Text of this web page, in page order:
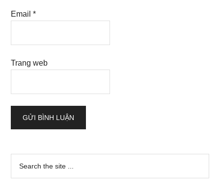
Email*
Trang web
Sidebar
chính